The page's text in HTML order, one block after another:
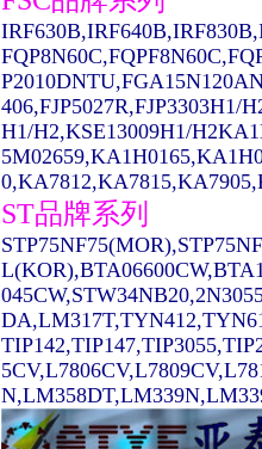
406,FJP5027R,FJP3303H1/
H1/H2,KSE13009H1/
ST品牌系列